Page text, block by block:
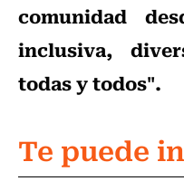
comunidad
inclusiva,
todas y todos".
Te puede